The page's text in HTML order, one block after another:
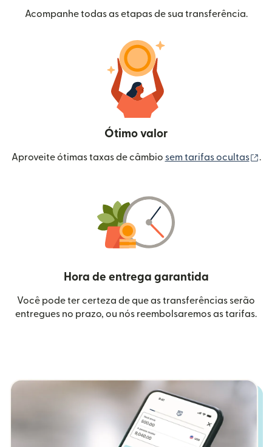
Acompanhe todas as etapas de sua transferência.
Ótimo valor
Aproveite ótimas taxas de câmbio sem tarifas ocultas .
Hora de entrega garantida
Você pode ter certeza de que as transferências serão
entregues no prazo, ou nós reembolsaremos as tarifas.